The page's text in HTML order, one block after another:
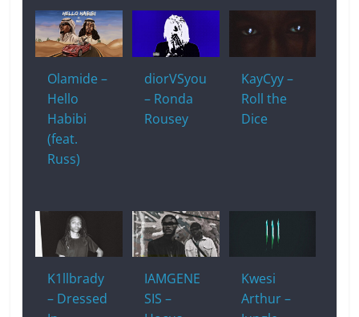
Olamide –
Hello
Habibi
(feat.
Russ)
diorVSyou
– Ronda
Rousey
KayCyy –
Roll the
Dice
K1llbrady
– Dressed
IAMGENE
SIS –
Kwesi
Arthur –